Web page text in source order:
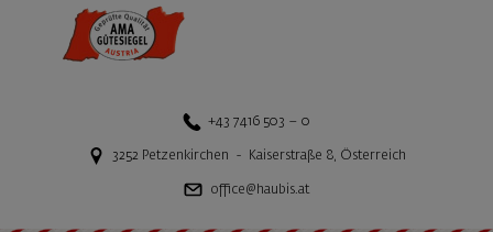
+43 7416 503 – 0
3252 Petzenkirchen - Kaiserstraße 8, Österreich
office@haubis.at